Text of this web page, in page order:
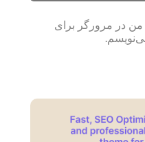
من در مرورگر برای